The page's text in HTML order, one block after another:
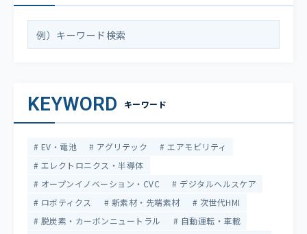
KEYWORD キーワード
EV・電池 アグリテック
エアモビリティ
エレクトロニクス・半導体
オープンイノベーション・CVC
デジタルヘルスケア
ロボティクス
新素材・先端素材
次世代HMI
脱炭素・カーボンニュートラル
自動運転・車載